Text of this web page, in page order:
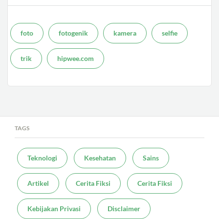
foto fotogenik kamera selfie
trik hipwee.com
TAGS
Teknologi Kesehatan Sains
Artikel Cerita Fiksi Cerita Fiksi
Kebijakan Privasi Disclaimer